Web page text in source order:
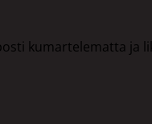
kumartelematta ja